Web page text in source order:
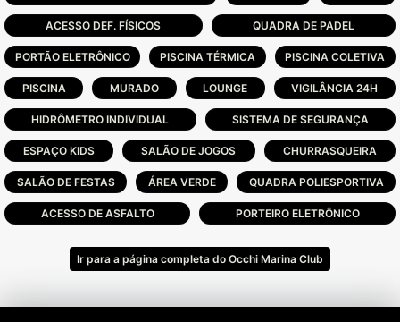
lagoa.
Além da vista de tirar o fôlego, o
empreendimento se encontra a 5 minutos de
distância do centro de Capão da Canoa,
proporcionando o equilíbrio perfeito entre
tranquilidade e conveniência.
Reserve seu lote:
Cada detalhe é cuidadosamente planejado
para harmonizar o luxo com a natureza. Os
lotes do Occhi Marina Clube são espaçosos
1.250m.
ACESSO DEF. FÍSICOS QUADRA DE PADEL
PORTÃO ELETRÔNICO PISCINA TÉRMICA PISCINA COLETIVA
PISCINA MURADO LOUNGE VIGILÂNCIA 24H
HIDRÔMETRO INDIVIDUAL SISTEMA DE SEGURANÇA
ESPAÇO KIDS SALÃO DE JOGOS CHURRASQUEIRA
SALÃO DE FESTAS ÁREA VERDE QUADRA POLIESPORTIVA
ACESSO DE ASFALTO PORTEIRO ELETRÔNICO
Ir para a página completa do Occhi Marina Club